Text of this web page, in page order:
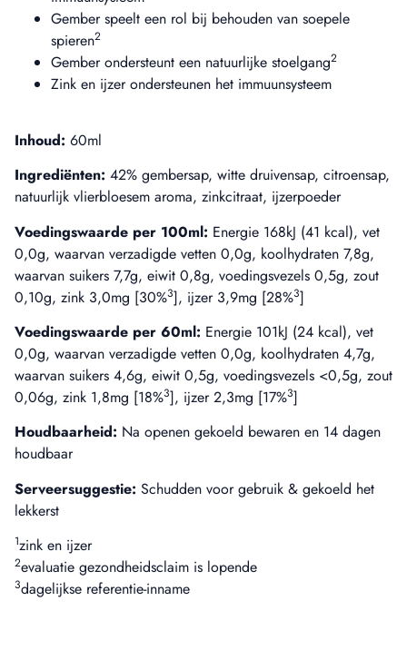
Gember speelt een rol bij behouden van soepele
spieren2
Gember ondersteunt een natuurlijke stoelgang2
Zink en ijzer ondersteunen het immuunsysteem
Inhoud: 60ml
Ingrediënten: 42% gembersap, witte druivensap, citroensap,
natuurlijk vlierbloesem aroma, zinkcitraat, ijzerpoeder
Voedingswaarde per 100ml: Energie 168kJ (41 kcal), vet
0,0g, waarvan verzadigde vetten 0,0g, koolhydraten 7,8g,
waarvan suikers 7,7g, eiwit 0,8g, voedingsvezels 0,5g, zout
0,10g, zink 3,0mg [30%3], ijzer 3,9mg [28%3]
Voedingswaarde per 60ml: Energie 101kJ (24 kcal), vet
0,0g, waarvan verzadigde vetten 0,0g, koolhydraten 4,7g,
waarvan suikers 4,6g, eiwit 0,5g, voedingsvezels <0,5g, zout
0,06g, zink 1,8mg [18%3], ijzer 2,3mg [17%3]
Houdbaarheid: Na openen gekoeld bewaren en 14 dagen
houdbaar
Serveersuggestie: Schudden voor gebruik & gekoeld het
lekkerst
1zink en ijzer
2evaluatie gezondheidsclaim is lopende
3dagelijkse referentie-inname